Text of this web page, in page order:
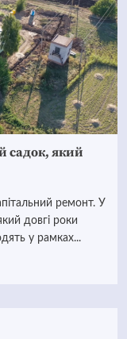
садок, який
ремонт. У
довгі роки
у рамках...